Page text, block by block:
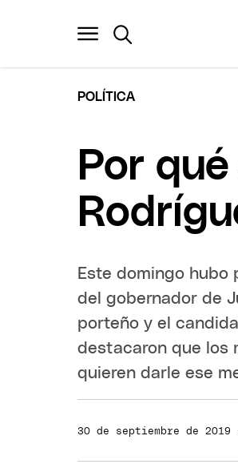
POLÍTICA
Por
Este domingo hubo
del gobernador de
porteño y el
destacaron que los
quieren darle ese
30 de septiembre de 2019